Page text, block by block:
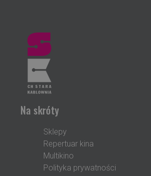
Na skróty
Sklepy
Repertuar kina
Multikino
Polityka prywatności